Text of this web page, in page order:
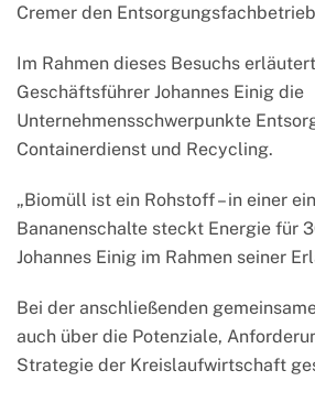
Cremer den
Im Rahmen dieses Besuchs
Geschäftsführer Johannes Einig die
Unternehmensschwerpunkte
Containerdienst und Recycling.
„Biomüll ist ein Rohstoff – in einer
Bananenschalte steckt Energie für
Johannes Einig im Rahmen seiner
Bei der anschließenden
auch über die Potenziale,
Strategie der Kreislaufwirtschaft